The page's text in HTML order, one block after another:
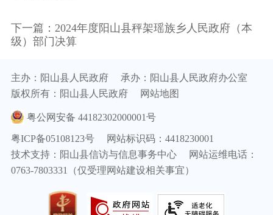
下一篇：2024年度阳山县秤架瑶族乡人民政府（本
级）部门决算
主办：阳山县人民政府
承办：阳山县人民政府办公室
版权所有：阳山县人民政府
网站地图
粤公网安备 44182302000001号
粤ICP备05108123号
网站标识码：4418230001
技术支持：阳山县信访与信息事务中心
网站运维电话：
0763-7803331（仅受理网站建设相关事宜）